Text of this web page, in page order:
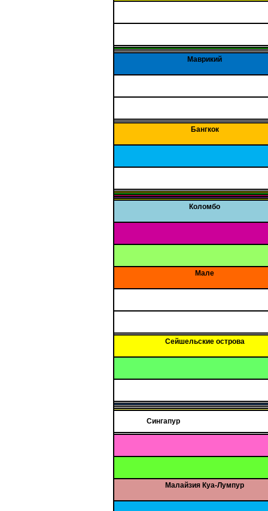
Маврикий
Бангкок
Коломбо
Мале
Сейшельские острова
Сингапур
Малайзия Куа-Лумпур